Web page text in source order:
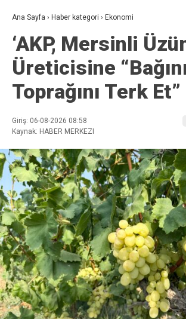
Ana Sayfa › Haber kategori › Ekonomi
‘AKP, Mersinli
Üreticisine
Toprağını Terk Et”
Giriş: 06-08-2026 08:58
Kaynak: HABER MERKEZI